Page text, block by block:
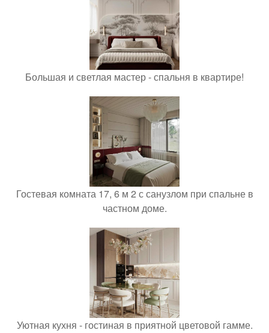
Большая и светлая мастер - спальня в квартире!
Гостевая комната 17, 6 м 2 с санузлом при спальне в
частном доме.
Уютная кухня - гостиная в приятной цветовой гамме.